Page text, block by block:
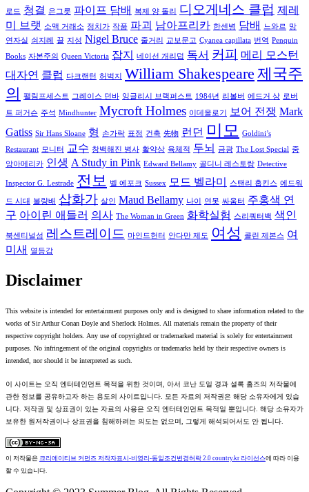
로드 청결 은그릇 파이프 담배 복제 양 돌리 디오게네스 클럽 제레
미 브랫
소맥 거래소 정치가 작품 파괴 남아프리카 한센병 담배 느와르 망
연자실 쇠지레 끌 지성 Nigel Bruce 줄거리 교보문고 Cyanea capillata 번역 Penquin
Books 자본주의 Queen Victoria 잡지 네이선 개리덥 독서 커피
메리 모스턴
대자연 클럽 다크랜턴 허벅지 William Shakespeare 제국주
의
팰림프세스트 그레이스 던바 잉글리시 브랙퍼스트 1984년 리볼버 에드거 상 로버
트 퍼거슨 주석 Mindhunter Mycroft Holmes 이데올로기 보어 전쟁 Mark
Gatiss Sir Hans Sloane 형 손가락 표정 건축 先物 런던 미모 Goldini’s
Restaurant 모니터 교수 창백해진 병사 활약상 육체적 두뇌 금광 The Lost Special 중
앙아메리카 인생 A Study in Pink Edward Bellamy 골디니 레스토랑 Detective
Inspector G. Lestrade 전보 벨 에포크 Sussex 모드 벨라미 스탠리 홉킨스 에드워
드 시대 불량배 삽화가 살인 Maud Bellamy 나이 연못 싸움터
주홍색 연
구 아이린 애들러 의사 The Woman in Green 화학실험 스리쿼터백 색인
북센티널섬 레스트레이드 마인드헌터 안다만 제도 여성 콜린 제본스 여
미새
열등감
Disclaimer
This website is intended for entertainment purposes only and is designed to share information related to the
works of Sir Arthur Conan Doyle and Sherlock Holmes. All materials remain the property of their
respective copyright holders. Any use of copyrighted or trademarked material is solely for entertainment
purposes. No infringement of the original copyrights or trademarks held by their respective owners is
intended, nor should it be interpreted as such.
이 사이트는 오직 엔터테인먼트 목적을 위한 것이며, 아서 코난 도일 경과 셜록 홈즈의 저작물에
관한 정보를 공유하고자 하는 용도의 사이트입니다. 모든 자료의 저작권은 해당 소유자에게 있습
니다. 저작권 및 상표권이 있는 자료의 사용은 오직 엔터테인먼트 목적일 뿐입니다. 해당 소유자가
보유한 원저작권이나 상표권을 침해하려는 의도는 없으며, 그렇게 해석되어서도 안 됩니다.
이 저작물은 크리에이티브 커먼즈 저작자표시-비영리-동일조건변경허락 2.0 country.kr 라이선스에 따라 이용
할 수 있습니다.